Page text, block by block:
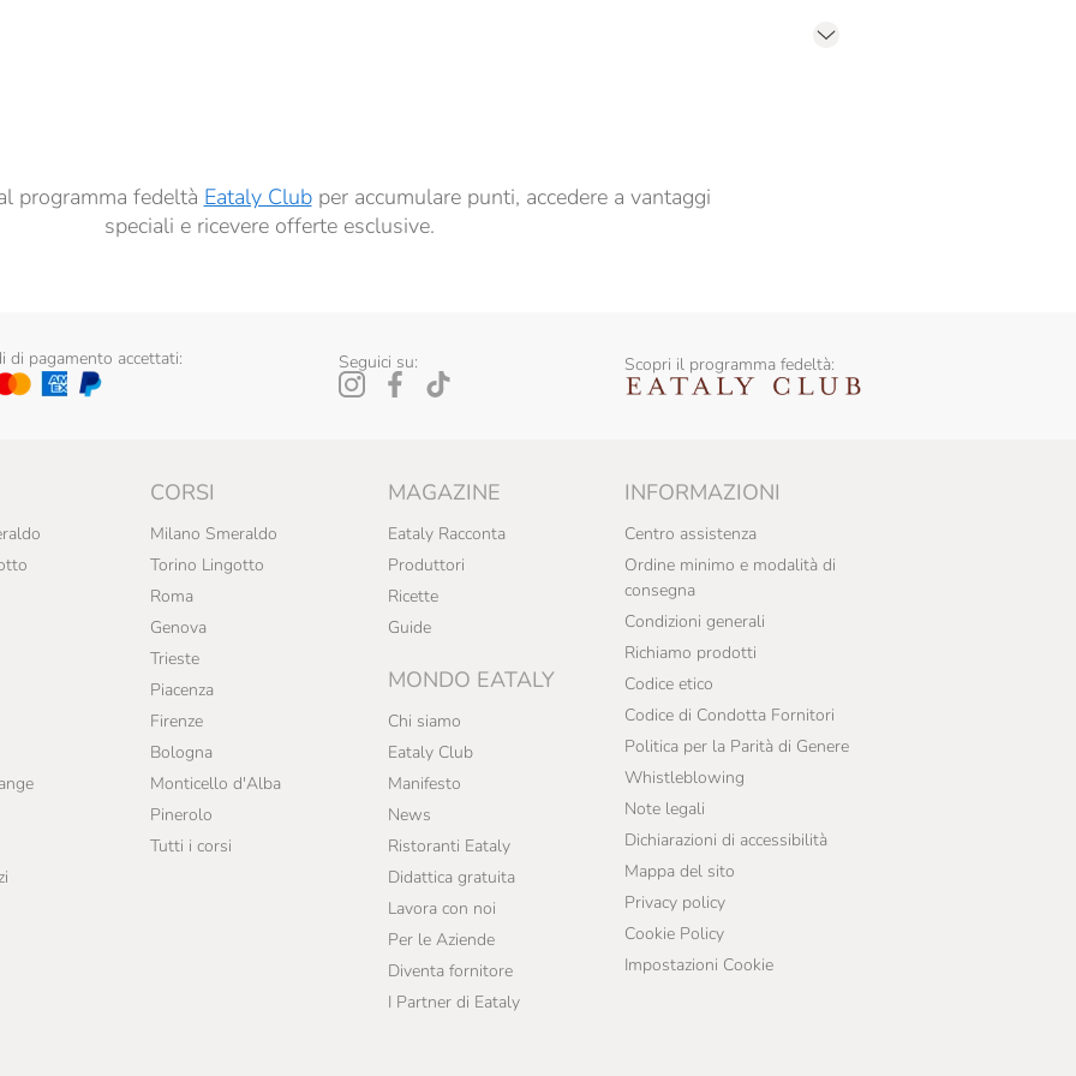
programma fedeltà Eataly Clubper accumulare punti, accedere a vantaggi
speciali e ricevere offerte esclusive.
di pagamento accettati: Seguici su: Scopri il programma fedeltà:
CORSI
Milano Smeraldo
Torino Lingotto
Roma
Genova
Trieste
Piacenza
Firenze
Bologna
Monticello d'Alba
Pinerolo
Tutti i corsi
MAGAZINE
Eataly Racconta
Produttori
Ricette
Guide
MONDO EATALY
Chi siamo
Eataly Club
Manifesto
News
Ristoranti Eataly
Didattica gratuita
Lavora con noi
Per le Aziende
Diventa fornitore
I Partner di Eataly
INFORMAZIONI
Centro assistenza
Ordine minimo e modalità di
consegna
Condizioni generali
Richiamo prodotti
Codice etico
Codice di Condotta Fornitori
Politica per la Parità di Genere
Whistleblowing
Note legali
Dichiarazioni di accessibilità
Mappa del sito
Privacy policy
Cookie Policy
Impostazioni Cookie